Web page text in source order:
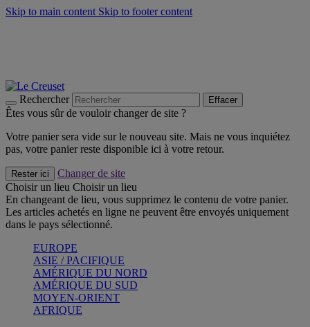
Skip to main content Skip to footer content
Rechercher Effacer
Êtes vous sûr de vouloir changer de site ?
Votre panier sera vide sur le nouveau site. Mais ne vous inquiétez
pas, votre panier reste disponible ici à votre retour.
Rester ici
Changer de site
Choisir un lieu Choisir un lieu
En changeant de lieu, vous supprimez le contenu de votre panier.
Les articles achetés en ligne ne peuvent être envoyés uniquement
dans le pays sélectionné.
EUROPE
ASIE / PACIFIQUE
AMÉRIQUE DU NORD
AMÉRIQUE DU SUD
MOYEN-ORIENT
AFRIQUE